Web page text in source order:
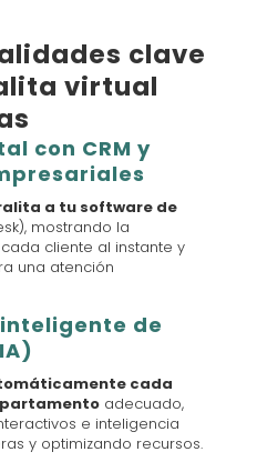
clave
virtual
con CRM y
a tu software de
mostrando la
cliente al instante y
una atención
de
cada
adecuado,
e inteligencia
y optimizando recursos.